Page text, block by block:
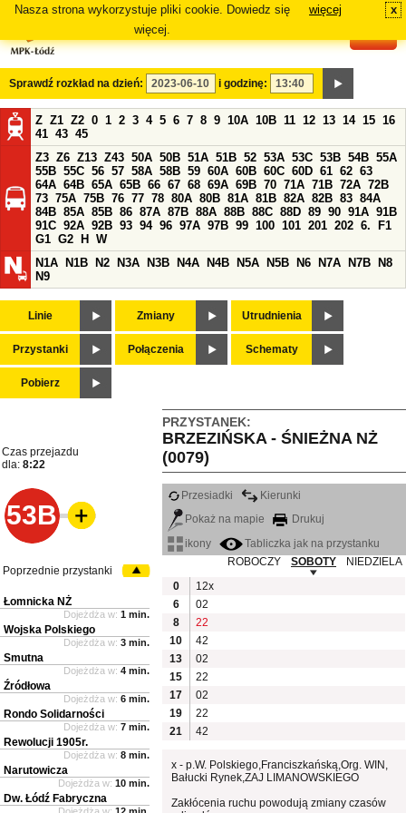
Nasza strona wykorzystuje pliki cookie. Dowiedz się
więcej.
więcej x
Sprawdź rozkład na dzień: i godzinę:
Z Z1 Z2 0 1 2 3 4 5 6 7 8 9 10A 10B 11 12 13 14 15 16
41 43 45
Z3 Z6 Z13 Z43 50A 50B 51A 51B 52 53A 53C 53B 54B 55A
55B 55C 56 57 58A 58B 59 60A 60B 60C 60D 61 62 63
64A 64B 65A 65B 66 67 68 69A 69B 70 71A 71B 72A 72B
73 75A 75B 76 77 78 80A 80B 81A 81B 82A 82B 83 84A
84B 85A 85B 86 87A 87B 88A 88B 88C 88D 89 90 91A 91B
91C 92A 92B 93 94 96 97A 97B 99 100 101 201 202 6.
F1
G1 G2 H
W
N1A
N1B N2 N3A N3B N4A N4B N5A N5B N6 N7A N7B
N8
N9
Linie Zmiany Utrudnienia
Przystanki Połączenia Schematy
Pobierz
PRZYSTANEK:
BRZEZIŃSKA - ŚNIEŻNA NŻ
(0079)
Czas przejazdu
dla: 8:22
53B
Przesiadki
Kierunki
Pokaż na mapie
Drukuj
ikony
Tabliczka jak na przystanku
ROBOCZY
SOBOTY
NIEDZIELA
0
12x
6
02
8
22
10
42
13
02
15
22
17
02
19
22
21
42
x - p.W. Polskiego,Franciszkańską,Org. WIN,
Bałucki Rynek,ZAJ LIMANOWSKIEGO
Zakłócenia ruchu powodują zmiany czasów
Poprzednie przystanki
Łomnicka NŻ
Dojeżdża w: 1 min.
Wojska Polskiego
Dojeżdża w: 3 min.
Smutna
Dojeżdża w: 4 min.
Źródłowa
Dojeżdża w: 6 min.
Rondo Solidarności
Dojeżdża w: 7 min.
Rewolucji 1905r.
Dojeżdża w: 8 min.
Narutowicza
Dojeżdża w: 10 min.
Dw. Łódź Fabryczna